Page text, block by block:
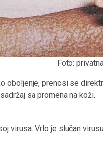
Foto:
oboljenje, prenosi se
sa promena na koži.
virusa. Vrlo je slučan